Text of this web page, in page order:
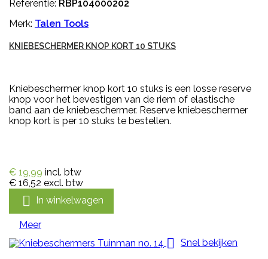
Referentie: RBP104000202
Merk: Talen Tools
KNIEBESCHERMER KNOP KORT 10 STUKS
Kniebeschermer knop kort 10 stuks is een losse reserve
knop voor het bevestigen van de riem of elastische
band aan de kniebeschermer. Reserve kniebeschermer
knop kort is per 10 stuks te bestellen.
€ 19,99 incl. btw
€ 16,52 excl. btw
 In winkelwagen
Meer
 Snel bekijken